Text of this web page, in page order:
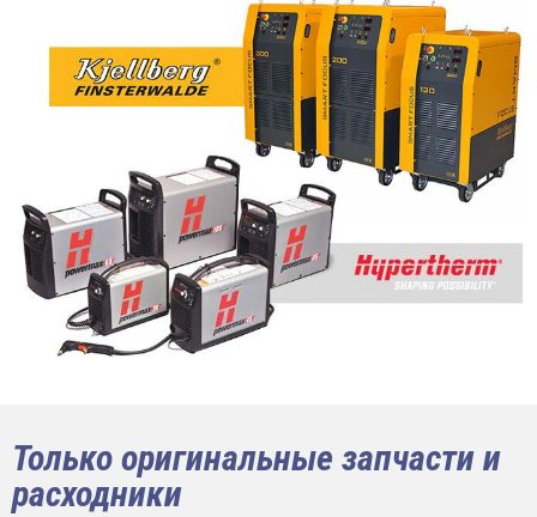
Только оригинальные запчасти и
расходники